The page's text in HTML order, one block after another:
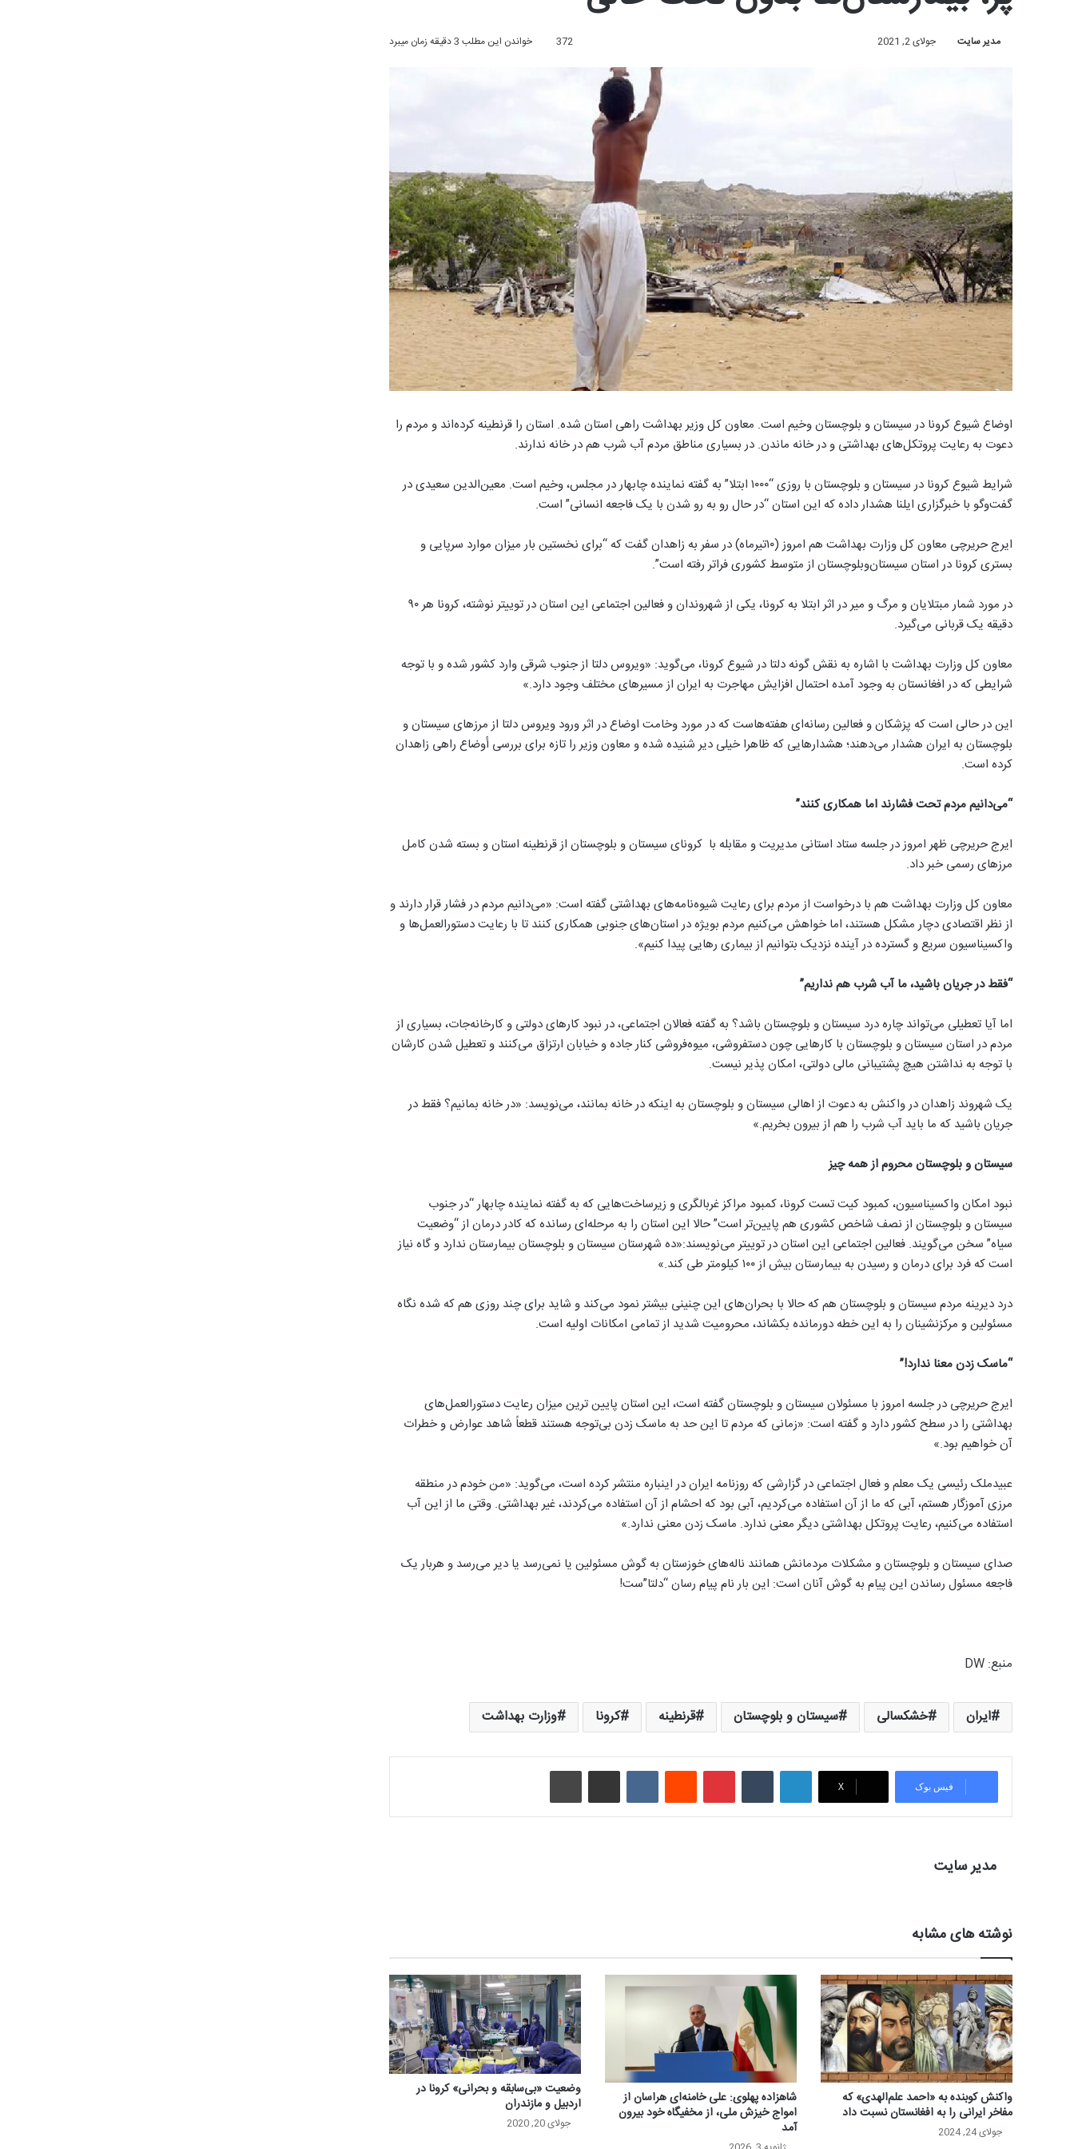
مدیر سایت جولای 2, 2021 372 خواندن این مطلب 3 دقیقه زمان میبرد
اوضاع شیوع کرونا در سیستان و بلوچستان وخیم است. معاون کل وزیر بهداشت راهی استان شده. استان را قرنطینه کرده‌اند و مردم را
دعوت به رعایت پروتکل‌های بهداشتی و در خانه ماندن. در بسیاری مناطق مردم آب شرب هم در خانه ندارند.
شرایط شیوع کرونا در سیستان و بلوچستان با روزی “۱۰۰۰ ابتلا” به گفته نماینده چابهار در مجلس، وخیم است. معین‌الدین سعیدی در
گفت‌وگو با خبرگزاری ایلنا هشدار داده که این استان “در حال رو به رو شدن با یک فاجعه انسانی” است.
ایرج حریرچی معاون کل وزارت بهداشت هم امروز (۱۰تیرماه) در سفر به زاهدان گفت که “برای نخستین بار میزان موارد سرپایی و
بستری کرونا در استان سیستان‌وبلوچستان از متوسط کشوری فراتر رفته است”.
در مورد شمار مبتلایان و مرگ و میر در اثر ابتلا به کرونا، یکی از شهروندان و فعالین اجتماعی این استان در توییتر نوشته، کرونا هر ۹۰
دقیقه یک قربانی می‌گیرد.
معاون کل وزارت بهداشت با اشاره به نقش گونه دلتا در شیوع کرونا، می‌گوید: «ویروس دلتا از جنوب شرقی وارد کشور شده و با توجه
شرایطی که در افغانستان به وجود آمده احتمال افزایش مهاجرت به ایران از مسیرهای مختلف وجود دارد.»
این در حالی است که پزشکان و فعالین رسانه‌ای هفته‌هاست که در مورد وخامت اوضاع در اثر ورود ویروس دلتا از مرزهای سیستان و
بلوچستان به ایران هشدار می‌دهند؛ هشدارهایی که ظاهرا خیلی دیر شنیده شده و معاون وزیر را تازه برای بررسی أوضاع راهی زاهدان
کرده است.
“می‌دانیم مردم تحت فشارند اما همکاری کنند”
ایرج حریرچی ظهر امروز در جلسه ستاد استانی مدیریت و مقابله با کرونای سیستان و بلوچستان از قرنطینه استان و بسته شدن کامل
مرزهای رسمی خبر داد.
معاون کل وزارت بهداشت هم با درخواست از مردم برای رعایت شیوه‌نامه‌های بهداشتی گفته است: «می‌دانیم مردم در فشار قرار دارند و
از نظر اقتصادی دچار مشکل هستند، اما خواهش می‌کنیم مردم بویژه در استان‌های جنوبی همکاری کنند تا با رعایت دستورالعمل‌ها و
واکسیناسیون سریع و گسترده در آینده نزدیک بتوانیم از بیماری رهایی پیدا کنیم».
“فقط در جریان باشید، ما آب شرب هم نداریم”
اما آيا تعطیلی می‌تواند چاره درد سیستان و بلوچستان باشد؟ به گفته فعالان اجتماعی، در نبود کارهای دولتی و کارخانه‌جات، بسیاری از
مردم در استان سیستان و بلوچستان با کارهایی چون دستفروشی، میوه‌فروشی کنار جاده و خیابان ارتزاق می‌کنند و تعطیل شدن کارشان
با توجه به نداشتن هیچ پشتیبانی مالی دولتی، امکان پذیر نیست.
یک شهروند زاهدان در واکنش به دعوت از اهالی سیستان و بلوچستان به اینکه در خانه بمانند، می‌نویسد: «در خانه بمانیم؟ فقط در
جریان باشید که ما باید آب شرب را هم از بیرون بخریم.»
سیستان و بلوچستان محروم از همه چیز
نبود امکان واکسیناسیون، کمبود کیت تست کرونا، کمبود مراکز غربالگری و زیرساخت‌هایی که به گفته نماینده چابهار “در جنوب
سیستان و بلوچستان از نصف شاخص کشوری هم پایین‌تر است” حالا این استان را به مرحله‌ای رسانده که کادر درمان از “وضعیت
سیاه” سخن می‌گویند. فعالین اجتماعی این استان در توییتر می‌نویسند:«ده شهرستان سیستان و بلوچستان بیمارستان ندارد و گاه نیاز
است که فرد برای درمان و رسیدن به بیمارستان بیش از ۱۰۰ کیلومتر طی کند.»
درد دیرینه مردم سیستان و بلوچستان هم که حالا با بحران‌های این چنینی بیشتر نمود می‌کند و شاید برای چند روزی هم که شده نگاه
مسئولین و مرکزنشینان را به این خطه دورمانده بکشاند، محرومیت شدید از تمامی امکانات اولیه است.
“ماسک زدن معنا ندارد!”
ایرج حریرچی در جلسه امروز با مسئولان سیستان و بلوچستان گفته است، این استان پایین ترین میزان رعایت دستورالعمل‌های
بهداشتی را در سطح کشور دارد و گفته است: «زمانی که مردم تا این حد به ماسک زدن بی‌توجه هستند قطعاً شاهد عوارض و خطرات
آن خواهیم بود.»
عبیدملک رئیسی یک معلم و فعال اجتماعی در گزارشی که روزنامه ایران در اینباره منتشر کرده است، می‌گوید: «من خودم در منطقه
مرزی آموزگار هستم، آبی که ما از آن استفاده می‌کردیم، آبی بود که احشام از آن استفاده می‌کردند، غیر بهداشتی. وقتی ما از این آب
استفاده می‌کنیم، رعایت پروتکل بهداشتی دیگر معنی ندارد. ماسک زدن معنی ندارد.»
صدای سیستان و بلوچستان و مشکلات مردمانش همانند ناله‌های خوزستان به گوش مسئولین یا نمی‌رسد یا دیر می‌رسد و هربار یک
فاجعه مسئول رساندن این پیام به گوش آنان است: این بار نام پیام رسان “دلتا”ست!
منبع: DW
ایران خشکسالی سیستان و بلوچستان قرنطینه کرونا وزارت بهداشت
فیس بوک X
لینکدین ‫پین‌ترست ‫رددیت اشتراک گذاری از طریق ایمیل
مدیر سایت
نوشته های مشابه
واکنش کوبنده به «احمد علم‌الهدی» که
مفاخر ایرانی را به افغانستان نسبت داد
جولای 24, 2024
شاهزاده پهلوی: علی خامنه‌ای هراسان از
امواج خیزش ملی، از مخفیگاه خود بیرون
آمد
وضعیت «بی‌سابقه و بحرانی» کرونا در
اردبیل و مازندران
جولای 20, 2020